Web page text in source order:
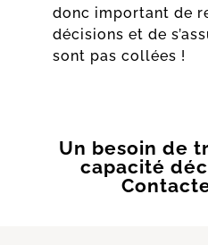
donc important de
décisions et de
sont pas collées !
Un besoin de
capacité